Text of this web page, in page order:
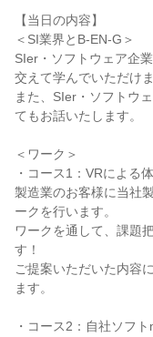
【当日の内容】
＜SI業界とB-EN-G＞
SIer・ソフトウェア企
交えて学んでいただけま
また、SIer・ソフトウ
てもお話いたします。
＜ワーク＞
・コース1：VRによる
製造業のお客様に当社
ークを行います。
ワークを通して、課題
す！
ご提案いただいた内容
ます。
・コース2：自社ソフ